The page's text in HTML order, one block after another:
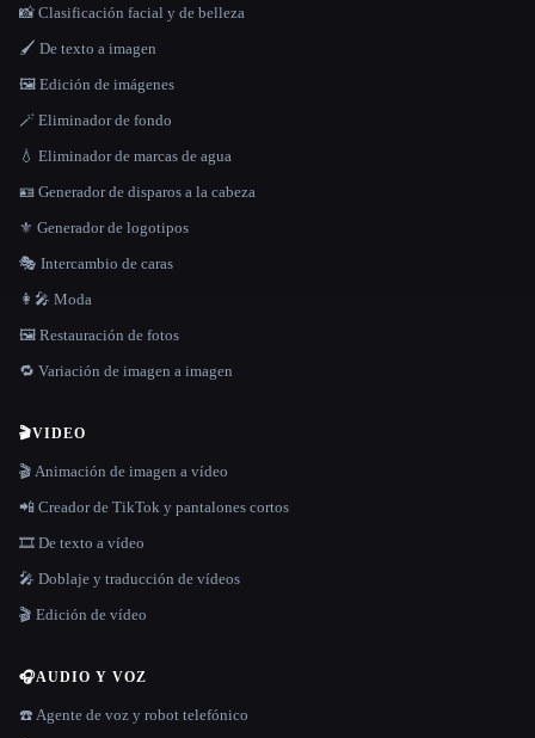
📸 Clasificación facial y de belleza
🖌️ De texto a imagen
🖼️ Edición de imágenes
🪄 Eliminador de fondo
💧 Eliminador de marcas de agua
🪪 Generador de disparos a la cabeza
⚜️ Generador de logotipos
🎭 Intercambio de caras
👩‍🎤 Moda
🖼️ Restauración de fotos
🔁 Variación de imagen a imagen
🎬VIDEO
🎬 Animación de imagen a vídeo
📲 Creador de TikTok y pantalones cortos
🎞️ De texto a vídeo
🎤 Doblaje y traducción de vídeos
🎬 Edición de vídeo
🎧AUDIO Y VOZ
☎️ Agente de voz y robot telefónico